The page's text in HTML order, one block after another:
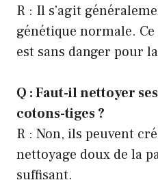
R : Il s’agit
génétique normale.
est sans danger pour
Q : Faut-il nettoyer
cotons-tiges ?
R : Non, ils peuvent
nettoyage doux de la
suffisant.